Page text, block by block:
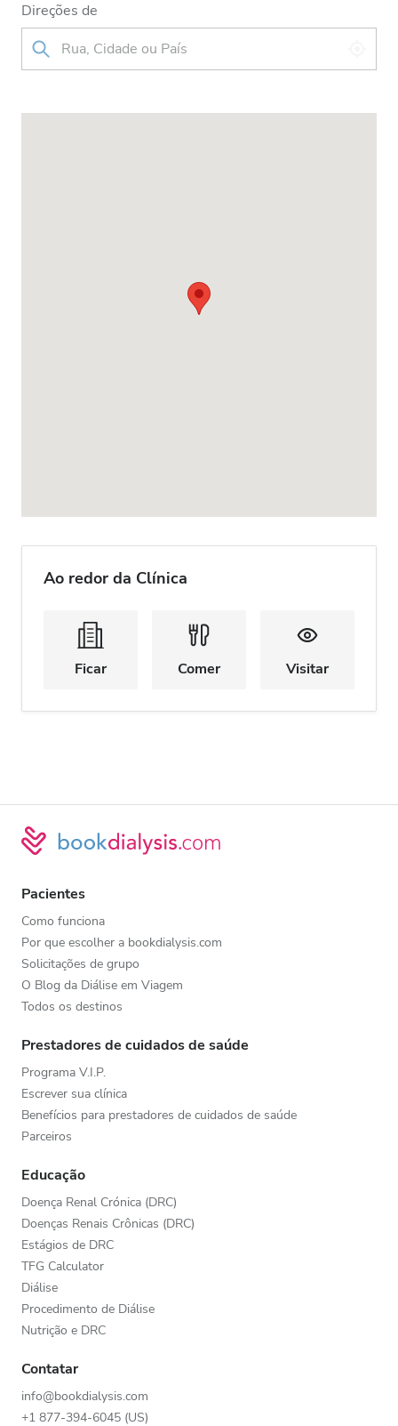
Direções de
Ao redor da Clínica
Ficar Comer Visitar
Pacientes
Como funciona
Por que escolher a bookdialysis.com
Solicitações de grupo
O Blog da Diálise em Viagem
Todos os destinos
Prestadores de cuidados de saúde
Programa V.I.P.
Escrever sua clínica
Benefícios para prestadores de cuidados de saúde
Parceiros
Educação
Doença Renal Crónica (DRC)
Doenças Renais Crônicas (DRC)
Estágios de DRC
TFG Calculator
Diálise
Procedimento de Diálise
Nutrição e DRC
Contatar
info@bookdialysis.com
+1 877-394-6045 (US)